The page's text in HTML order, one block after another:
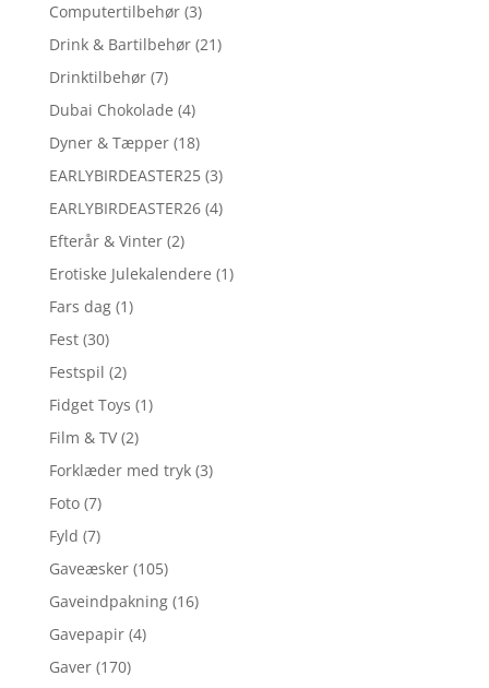
Computertilbehør (3)
Drink & Bartilbehør (21)
Drinktilbehør (7)
Dubai Chokolade (4)
Dyner & Tæpper (18)
EARLYBIRDEASTER25 (3)
EARLYBIRDEASTER26 (4)
Efterår & Vinter (2)
Erotiske Julekalendere (1)
Fars dag (1)
Fest (30)
Festspil (2)
Fidget Toys (1)
Film & TV (2)
Forklæder med tryk (3)
Foto (7)
Fyld (7)
Gaveæsker (105)
Gaveindpakning (16)
Gavepapir (4)
Gaver (170)